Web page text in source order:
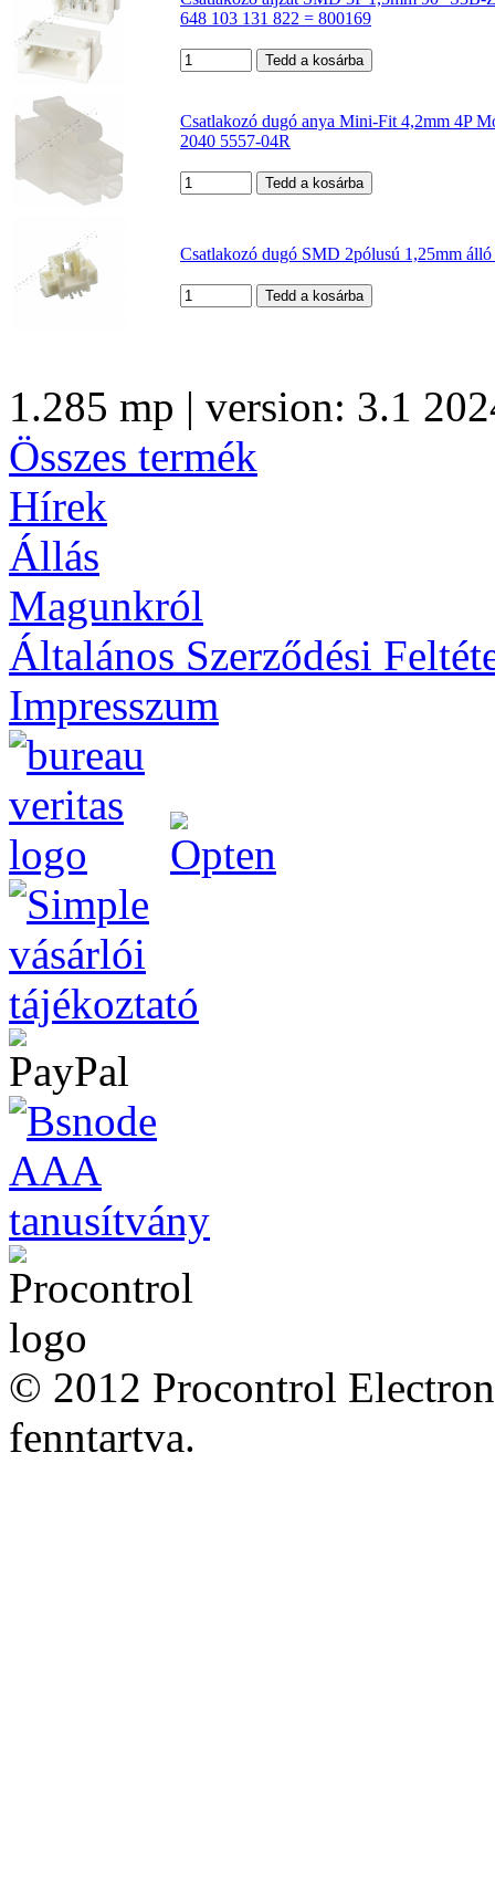
648 103 131 822 = 800169
Csatlakozó dugó anya Mini-Fit 4,2mm 4P
2040 5557-04R
Csatlakozó dugó SMD 2pólusú 1,25mm
1.285 mp | version: 3.1
Összes termék
Hírek
Állás
Magunkról
Általános Szerződési
Impresszum
© 2012 Procontrol
fenntartva.